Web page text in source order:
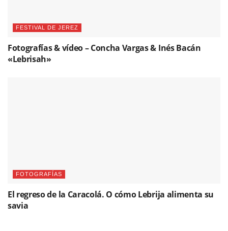
FESTIVAL DE JEREZ
Fotografías & vídeo – Concha Vargas & Inés Bacán
«Lebrisah»
FOTOGRAFÍAS
El regreso de la Caracolá. O cómo Lebrija alimenta su
savia